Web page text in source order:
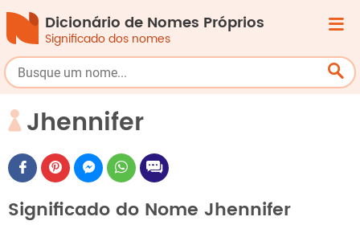
Dicionário de Nomes Próprios
Significado dos nomes
Jhennifer
Significado do Nome Jhennifer